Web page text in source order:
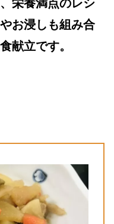
栄養満点のレシ
お浸しも組み合
献立です。